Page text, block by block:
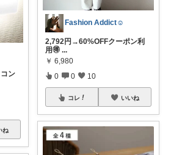
ン
ね
Fashion Addict☺︎
2,792円→60%OFFクーポン利
用🉐 ...
￥ 6,980
0 0 10
コレ いいね